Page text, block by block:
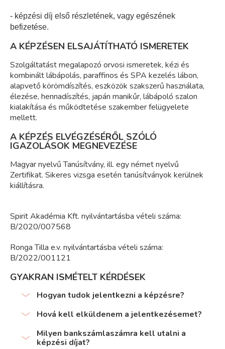
- képzési díj első részletének, vagy egészének
befizetése.
A KÉPZÉSEN ELSAJÁTÍTHATÓ ISMERETEK
Szolgáltatást megalapozó orvosi ismeretek, kézi és
kombinált lábápolás, paraffinos és SPA kezelés lábon,
alapvető körömdíszítés, eszközök szakszerű használata,
élezése, hennadíszítés, japán manikűr, lábápoló szalon
kialakítása és működtetése szakember felügyelete
mellett.
A KÉPZÉS ELVÉGZÉSÉRŐL SZÓLÓ
IGAZOLÁSOK MEGNEVEZÉSE
Magyar nyelvű Tanúsítvány, ill. egy német nyelvű
Zertifikat. Sikeres vizsga esetén tanúsítványok kerülnek
kiállításra.
Spirit Akadémia Kft. nyilvántartásba vételi száma:
B/2020/007568
Ronga Tilla e.v. nyilvántartásba vételi száma:
B/2022/001121
GYAKRAN ISMÉTELT KÉRDÉSEK
Hogyan tudok jelentkezni a képzésre?
Hová kell elküldenem a jelentkezésemet?
Milyen bankszámlaszámra kell utalni a
képzési díjat?